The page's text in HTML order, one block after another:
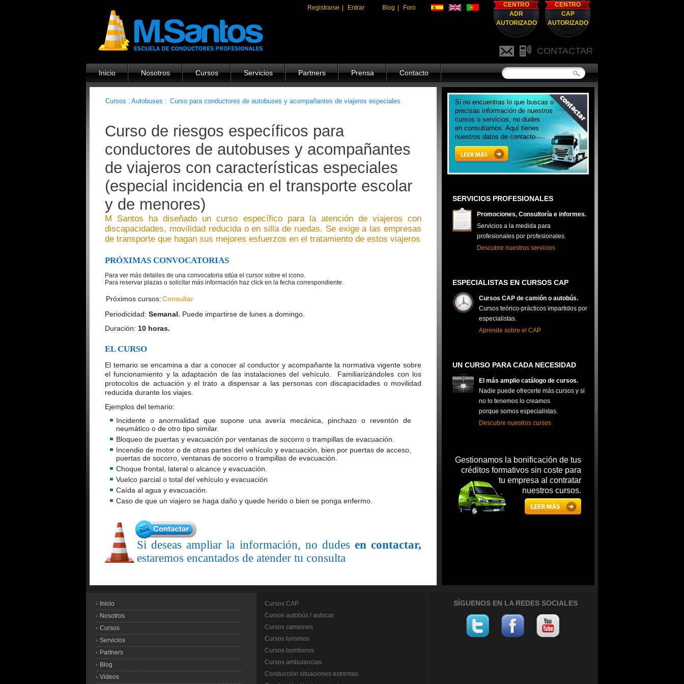
CENTRO
CAP
AUTORIZADO
CENTRO
ADR
AUTORIZADO
Blog Foro
Registrarse Entrar
CONTACTAR
Inicio Nosotros Cursos Servicios Partners Prensa Contacto
Cursos : Autobuses : Curso para conductores de autobuses y acompañantes de viajeros especiales
Curso de riesgos específicos para
conductores de autobuses y acompañantes
de viajeros con características especiales
(especial incidencia en el transporte escolar
y de menores)
M Santos ha diseñado un curso específico para la atención de viajeros con
discapacidades, movilidad reducida o en silla de ruedas. Se exige a las empresas
de transporte que hagan sus mejores esfuerzos en el tratamiento de estos viajeros
PRÓXIMAS CONVOCATORIAS
Para ver más detalles de una convocatoria sitúa el cursor sobre el icono.
Para reservar plazas o solicitar más información haz click en la fecha correspondiente.
Próximos cursos:Consultar
Periodicidad: Semanal. Puede impartirse de lunes a domingo.
Duración: 10 horas.
EL CURSO
El temario se encamina a dar a conocer al conductor y acompañante la normativa vigente sobre
el funcionamiento y la adaptación de las instalaciones del vehículo. Familiarizándoles con los
protocolos de actuación y el trato a dispensar a las personas con discapacidades o movilidad
reducida durante los viajes.
Ejemplos del temario:
Incidente o anormalidad que supone una avería mecánica, pinchazo o reventón de
neumático o de otro tipo similar.
Bloqueo de puertas y evacuación por ventanas de socorro o trampillas de evacuación.
Incendio de motor o de otras partes del vehículo y evacuación, bien por puertas de acceso,
puertas de socorro, ventanas de socorro o trampillas de evacuación.
Choque frontal, lateral o alcance y evacuación.
Vuelco parcial o total del vehículo y evacuación
Caída al agua y evacuación.
Caso de que un viajero se haga daño y quede herido o bien se ponga enfermo.
Si deseas ampliar la información, no dudes en contactar,
estaremos encantados de atender tu consulta
Si no encuentras lo que buscas o
precisas información de nuestros
cursos o servicios, no dudes
en consultarnos. Aquí tienes
nuestros datos de contacto
SERVICIOS PROFESIONALES
Promociones, Consultoría e informes.
Servicios a la medida para
profesionales por profesionales.
Descubre nuestros servicios
ESPECIALISTAS EN CURSOS CAP
Cursos CAP de camión o autobús.
Cursos teórico-prácticos impartidos por
especialistas.
Aprende sobre el CAP
UN CURSO PARA CADA NECESIDAD
El más amplio catálogo de cursos.
Nadie puede ofrecerte más cursos y si
no lo tenemos lo creamos
porque somos especialistas.
Descubre nuestros cursos
Gestionamos la bonificación de tus
créditos formativos sin coste para
tu empresa al contratar
nuestros cursos.
Inicio
Nosotros
Cursos
Servicios
Partners
Blog
Videos
Cursos CAP
Cursos autobús / autocar
Cursos camiones
Cursos turismos
Cursos bomberos
Cursos ambulancias
Conducción situaciones extremas
SÍGUENOS EN LA REDES SOCIALES